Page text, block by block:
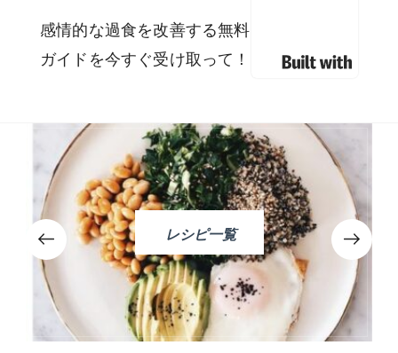
感情的な過食を改善する無料
ガイドを今すぐ受け取って！
レシピ一覧